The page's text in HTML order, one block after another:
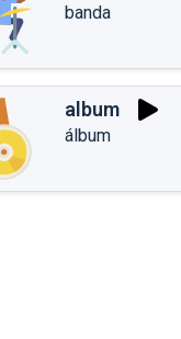
banda
album
álbum